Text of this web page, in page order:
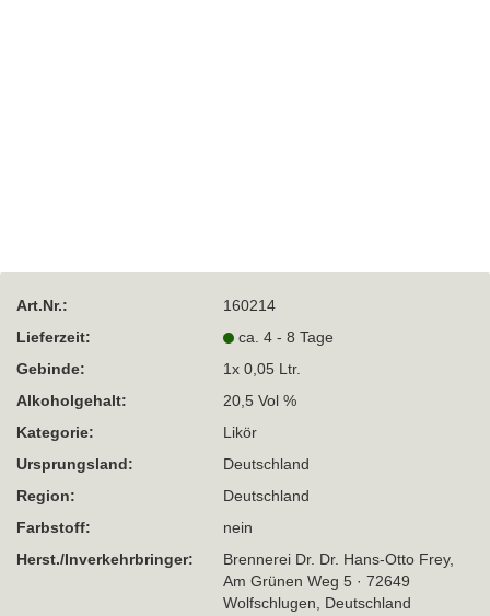
Art.Nr.:
160214
Lieferzeit:
ca. 4 - 8 Tage
Gebinde:
1x 0,05 Ltr.
Alkoholgehalt:
20,5 Vol %
Kategorie:
Likör
Ursprungsland:
Deutschland
Region:
Deutschland
Farbstoff:
nein
Herst./Inverkehrbringer:
Brennerei Dr. Dr. Hans-Otto Frey,
Am Grünen Weg 5 · 72649
Wolfschlugen, Deutschland